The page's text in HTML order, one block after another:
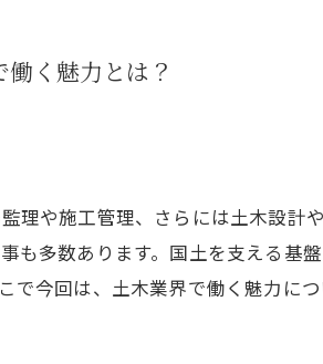
く魅力とは？
理や施工管理、さらには土木設計
も多数あります。国土を支える基
今回は、土木業界で働く魅力につ